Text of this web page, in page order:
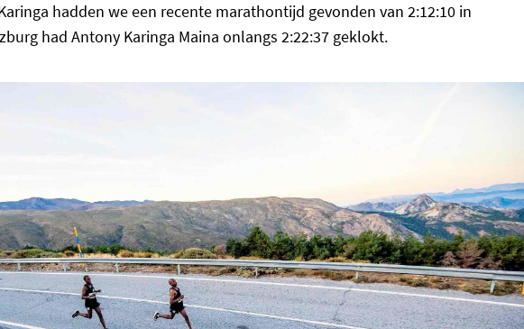
hadden we een recente marathontijd gevonden van 2:12:10 in
had Antony Karinga Maina onlangs 2:22:37 geklokt.